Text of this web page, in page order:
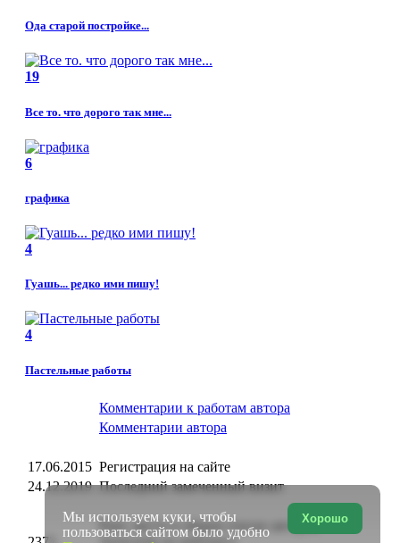
Ода старой постройке...
19
Все то. что дорого так мне...
6
графика
4
Гуашь... редко ими пишу!
4
Пастельные работы
Комментарии к работам автора
Комментарии автора
17.06.2015 Регистрация на сайте
24.12.2019 Последний замеченный визит
Ранг, место в общем списке авторовХорошо
Мы используем куки, чтобы
пользоваться сайтом было удобно